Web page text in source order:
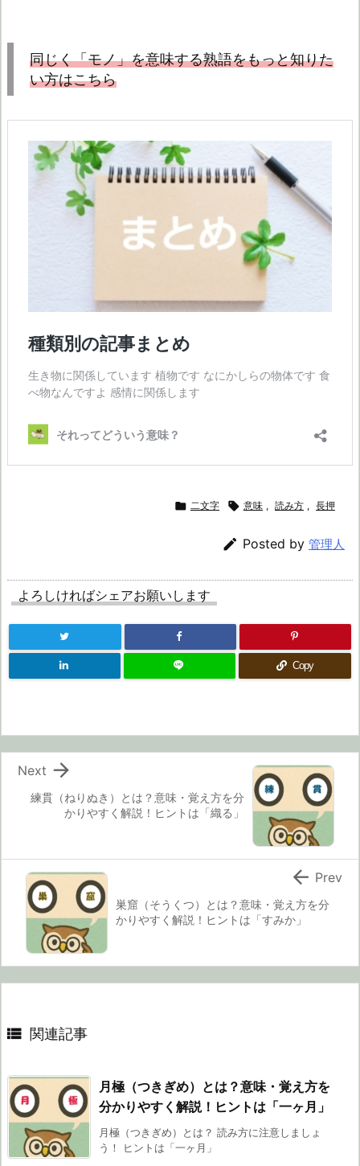
同じく「モノ」を意味する熟語をもっと知りた
い方はこちら
 二文字  意味 , 読み方 , 長押
 Posted by 管理人
よろしければシェアお願いします
Copy
練貫（ねりぬき）とは？意味・覚え方を分
かりやすく解説！ヒントは「織る」

Next
巣窟（そうくつ）とは？意味・覚え方を分
かりやすく解説！ヒントは「すみか」
 Prev
 関連記事
月極（つきぎめ）とは？意味・覚え方を
分かりやすく解説！ヒントは「一ヶ月」
月極（つきぎめ）とは？ 読み方に注意しましょ
う！ ヒントは「一ヶ月」